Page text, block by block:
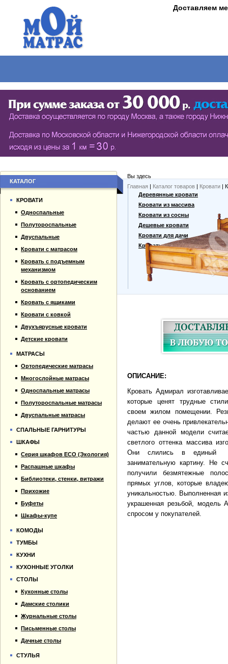
Доставляем
СЕРИЯ ШКАФОВ ECO (ЭКОЛОГИЯ)
РАСПАШНЫЕ ШКАФЫ
БИБЛИОТЕКИ, СТЕНКИ, ВИТРАЖИ
БУФЕТЫ
Вы здесь
Главная | Каталог товаров | Кровати |
ОПИСАНИЕ:
Кровать Адмирал
которые ценят трудные
своем жилом помещении.
делают ее очень
частью данной модели
светлого оттенка массива
Они слились в единый
занимательную картину. Не
получили безмятежные
прямых углов, которые
уникальностью. Выполненная
украшенная резьбой, модель
спросом у покупателей.
КАТАЛОГ
КРОВАТИ
Односпальные
Полутороспальные
Двуспальные
Кровати с матрасом
Кровать с подъемным
механизмом
Кровать с ортопедическим
основанием
Кровать с ящиками
Кровати с ковкой
Двухъярусные кровати
Детские кровати
МАТРАСЫ
Ортопедические матрасы
Многослойные матрасы
Односпальные матрасы
Полутороспальные матрасы
Двуспальные матрасы
СПАЛЬНЫЕ ГАРНИТУРЫ
ШКАФЫ
Серия шкафов ECO (Экология)
Распашные шкафы
Библиотеки, стенки, витражи
Прихожие
Буфеты
Шкафы-купе
КОМОДЫ
ТУМБЫ
КУХНИ
КУХОННЫЕ УГОЛКИ
СТОЛЫ
Кухонные столы
Дамские столики
Журнальные столы
Письменные столы
Дачные столы
СТУЛЬЯ
Гарантии
Оплата и доставка
Прайс-лист
Контакты
Деревянные кровати
Кровати из массива
Кровати из сосны
Дешевые кровати
Кровати для дачи
Кровать тахта